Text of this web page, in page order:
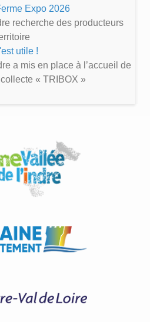
Expo 2026
recherche des producteurs
utile !
a mis en place à l’accueil de
« TRIBOX »